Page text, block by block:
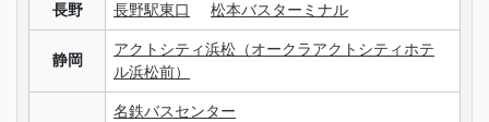
長野 長野駅東口 松本バスターミナル
静岡
アクトシティ浜松（オークラアクトシティホテ
ル浜松前）
名鉄バスセンター